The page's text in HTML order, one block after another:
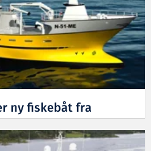
ny fiskebåt fra